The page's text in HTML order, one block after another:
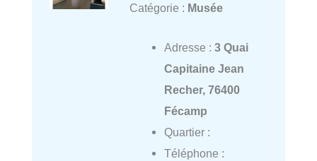
Catégorie : Musée
Adresse : 3 Quai
Capitaine Jean
Recher, 76400
Fécamp
Quartier :
Téléphone :